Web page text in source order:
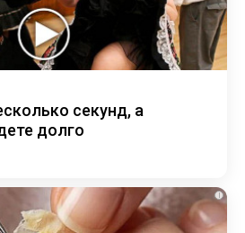
секунд, а
долго
i